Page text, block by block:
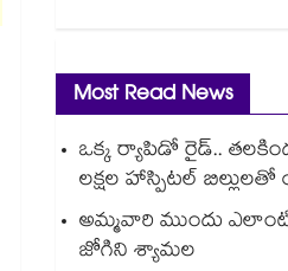
Most Read News
ఒక్క ర్యాపిడో రైడ్..
లక్షల హాస్పిటల్
అమ్మవారి ముందు
జోగిని శ్యామల